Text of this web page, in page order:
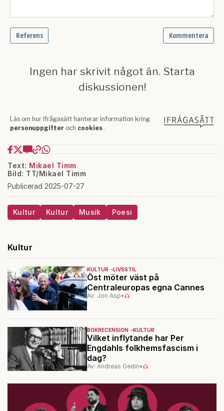
Text: Mikael Timm
Bild: TT/Mikael Timm
Publicerad 2025-07-27
Kultur Kultur Musik Poesi
Kultur
KULTUR LIVSSTIL
Öst möter väst på
Centraleuropas egna Cannes
Av: Jon Asp•
BOKRECENSION KULTUR
Vilket inflytande har Per
Engdahls folkhemsfascism i
dag?
Av: Andreas Gedin•